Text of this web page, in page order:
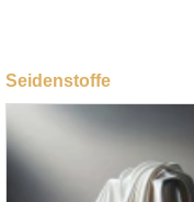
Seidenstoffe